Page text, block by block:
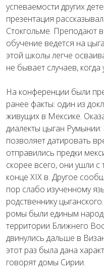
успеваемости других
презентация
Стокгольме. Преподают
обучение ведется на
этой школы легче
не бывает случаев,
На конференции были
ранее факты: один из
живущих в Мексике.
диалекты цыган
позволяет датировать
отправились предки
скорее всего, они ушли
конце XIX в. Другое
пор слабо изученному
родственнику
ромы были единым
территории Ближнего
двинулись дальше в
этот раз была дана
говорят домы Сирии.